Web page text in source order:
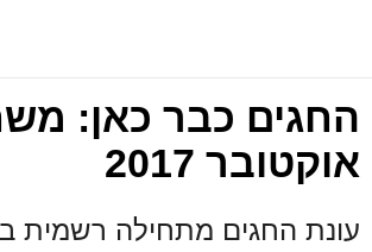
החגים כבר כאן:
אוקטובר 2017
עונת החגים מתחילה רשמית